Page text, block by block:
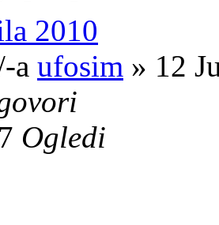
2010
a ufosim » 12
Ogledi